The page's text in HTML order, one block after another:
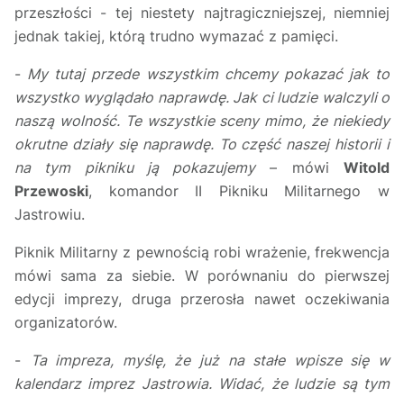
przeszłości - tej niestety najtragiczniejszej, niemniej
jednak takiej, którą trudno wymazać z pamięci.
- My tutaj przede wszystkim chcemy pokazać jak to
wszystko wyglądało naprawdę. Jak ci ludzie walczyli o
naszą wolność. Te wszystkie sceny mimo, że niekiedy
okrutne działy się naprawdę. To część naszej historii i
na tym pikniku ją pokazujemy– mówiWitold
Przewoski, komandor II Pikniku Militarnego w
Jastrowiu.
Piknik Militarny z pewnością robi wrażenie, frekwencja
mówi sama za siebie. W porównaniu do pierwszej
edycji imprezy, druga przerosła nawet oczekiwania
organizatorów.
-
Ta impreza, myślę, że już na stałe wpisze się w
kalendarz imprez Jastrowia. Widać, że ludzie są tym